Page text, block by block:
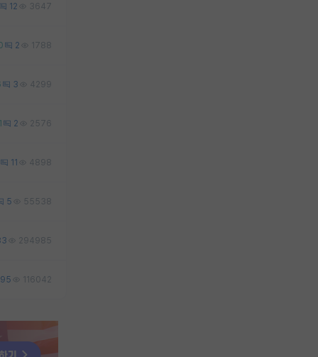
12 3647
2 1788
3 4299
2 2576
11 4898
5 55538
294985
95 116042